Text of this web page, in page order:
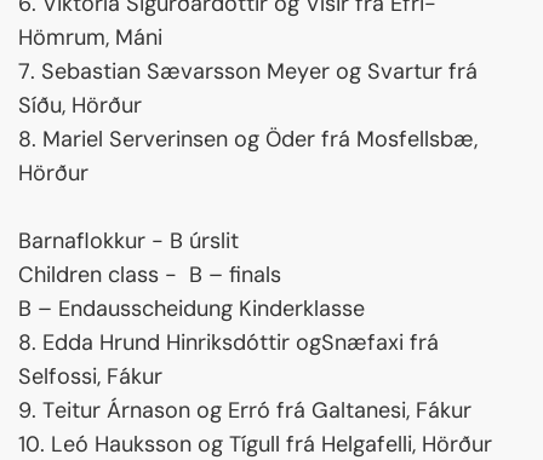
Hömrum, Máni
7. Sebastian Sævarsson Meyer og Svartur frá
Síðu, Hörður
8. Mariel Serverinsen og Öder frá Mosfellsbæ,
Hörður
Barnaflokkur - B úrslit
Children class - B – finals
B – Endausscheidung Kinderklasse
8. Edda Hrund Hinriksdóttir ogSnæfaxi frá
Selfossi, Fákur
9. Teitur Árnason og Erró frá Galtanesi, Fákur
10. Leó Hauksson og Tígull frá Helgafelli, Hörður